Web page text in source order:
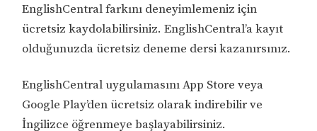
EnglishCentral farkını deneyimlemeniz için
ücretsiz kaydolabilirsiniz. EnglishCentral’a kayıt
olduğunuzda ücretsiz deneme dersi kazanırsınız.
EnglishCentral uygulamasını App Store veya
Google Play’den ücretsiz olarak indirebilir ve
İngilizce öğrenmeye başlayabilirsiniz.